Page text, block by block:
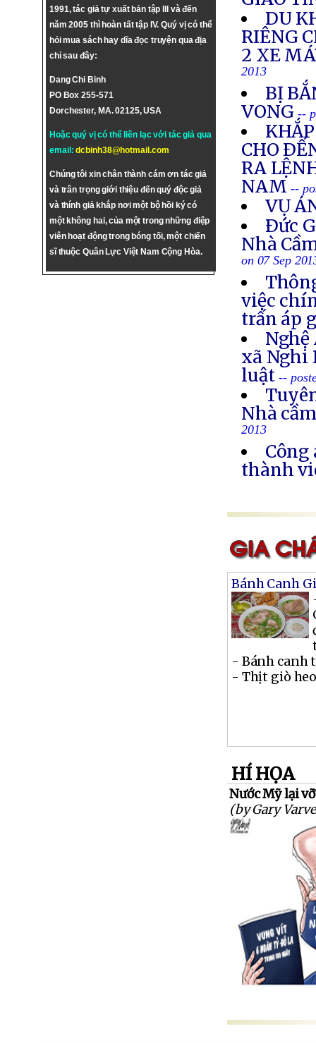
1991, tác giả tự xuất bản tập III và đến
năm 2005 thì hoàn tất tập IV. Quý vị có thể
hỏi mua sách hay dĩa đọc truyện qua địa
chỉ sau đây:
Dang Chi Binh
PO Box 255-571
Dorchester, MA. 02125, USA
Hoặc quý vị có thể liên lạc với tác giả qua
email:dcbinh38@hotmail.com
Chúng tôi xin chân thành cám ơn tác giả
và trân trọng giới thiệu đến quý độc giả
và thính giả khắp nơi một bộ hồi ký có
một không hai, của một trong những điệp
viên hoạt động trong bóng tối, một chiến
sĩ thuộc Quân Lực Việt Nam Cộng Hòa.
DU
RIÊNG
2 XE
2013
BỊ
VONG --
CHO
RA
NAM--
VỤ
Ðức
Nhà
on 07 Sep
việc
trấn áp
Nghệ
xã Nghi
luật--
Nhà
2013
thành
Bánh Canh
- Bánh canh
- Thịt giò
HÍ HỌA
Nước Mỹ lại
(by Gary